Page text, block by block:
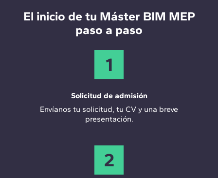
El inicio de tu Máster BIM MEP
paso a paso
1
Solicitud de admisión
Envíanos tu solicitud, tu CV y una breve
presentación.
2